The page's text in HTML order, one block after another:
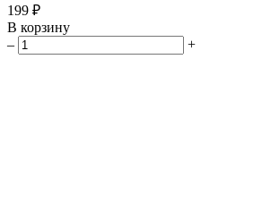
199 ₽
В корзину
–
+